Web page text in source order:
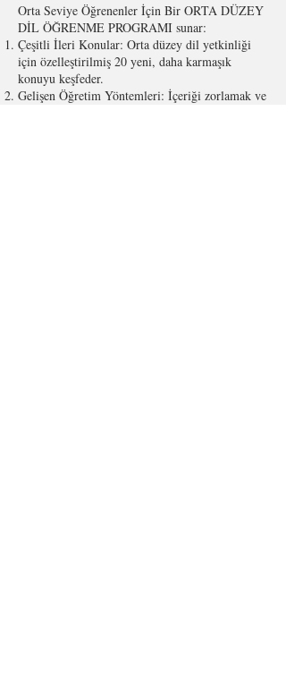
Orta Seviye Öğrenenler İçin Bir ORTA DÜZEY
DİL ÖĞRENME PROGRAMI sunar:
Çeşitli İleri Konular: Orta düzey dil yetkinliği
için özelleştirilmiş 20 yeni, daha karmaşık
konuyu keşfeder.
Gelişen Öğretim Yöntemleri: İçeriği zorlamak ve